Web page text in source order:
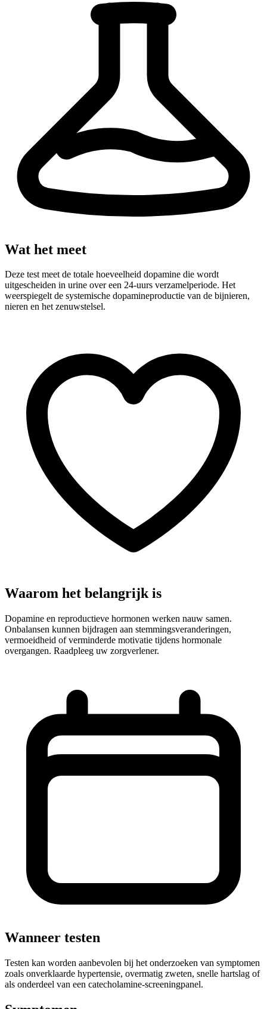
Wat het meet
Deze test meet de totale hoeveelheid dopamine die wordt
uitgescheiden in urine over een 24-uurs verzamelperiode. Het
weerspiegelt de systemische dopamineproductie van de bijnieren,
nieren en het zenuwstelsel.
Waarom het belangrijk is
Dopamine en reproductieve hormonen werken nauw samen.
Onbalansen kunnen bijdragen aan stemmingsveranderingen,
vermoeidheid of verminderde motivatie tijdens hormonale
overgangen. Raadpleeg uw zorgverlener.
Wanneer testen
Testen kan worden aanbevolen bij het onderzoeken van symptomen
zoals onverklaarde hypertensie, overmatig zweten, snelle hartslag of
als onderdeel van een catecholamine-screeningpanel.